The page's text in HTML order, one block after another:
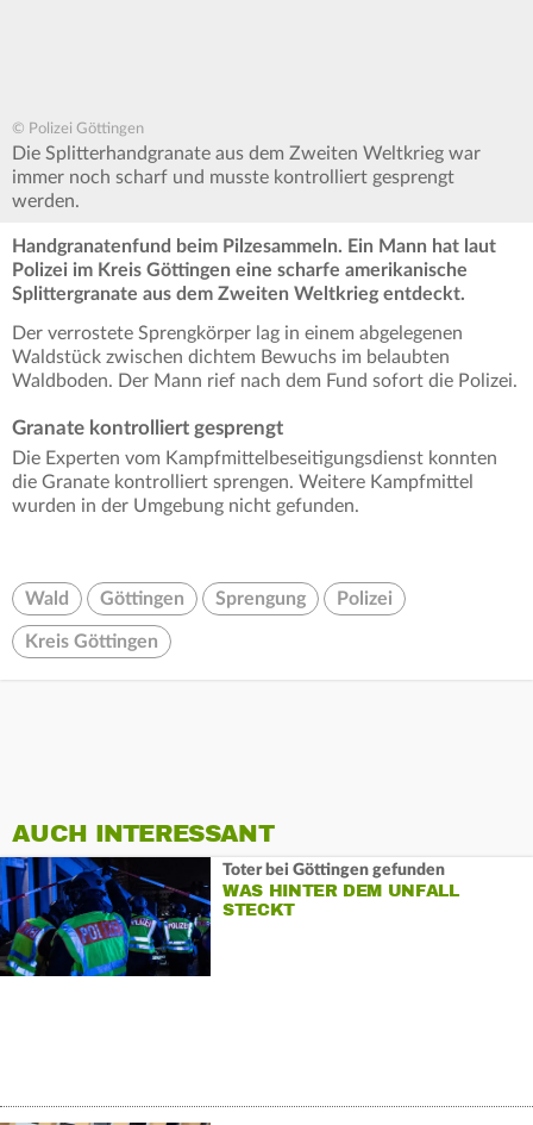
© Polizei Göttingen
Die Splitterhandgranate aus dem Zweiten Weltkrieg war
immer noch scharf und musste kontrolliert gesprengt
werden.
Handgranatenfund beim Pilzesammeln. Ein Mann hat laut
Polizei im Kreis Göttingen eine scharfe amerikanische
Splittergranate aus dem Zweiten Weltkrieg entdeckt.
Der verrostete Sprengkörper lag in einem abgelegenen
Waldstück zwischen dichtem Bewuchs im belaubten
Waldboden. Der Mann rief nach dem Fund sofort die Polizei.
Granate kontrolliert gesprengt
Die Experten vom Kampfmittelbeseitigungsdienst konnten
die Granate kontrolliert sprengen. Weitere Kampfmittel
wurden in der Umgebung nicht gefunden.
Wald Göttingen Sprengung Polizei
Kreis Göttingen
AUCH INTERESSANT
Toter bei Göttingen gefunden
WAS HINTER DEM UNFALL
STECKT